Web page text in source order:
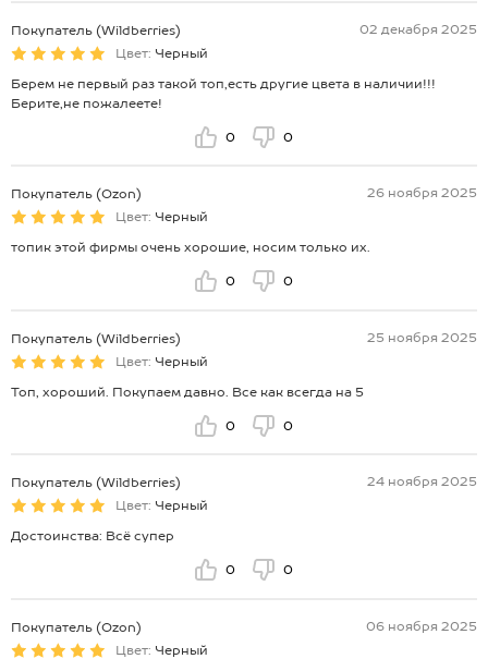
Покупатель (Wildberries)
02 декабря 2025
Цвет: Черный
Берем не первый раз такой топ,есть другие цвета в наличии!!!
Берите,не пожалеете!
0 0
Покупатель (Ozon)
26 ноября 2025
Цвет: Черный
топик этой фирмы очень хорошие, носим только их.
0 0
Покупатель (Wildberries)
25 ноября 2025
Цвет: Черный
Топ, хороший. Покупаем давно. Все как всегда на 5
0 0
Покупатель (Wildberries)
24 ноября 2025
Цвет: Черный
Достоинства: Всё супер
0 0
Покупатель (Ozon)
06 ноября 2025
Цвет: Черный